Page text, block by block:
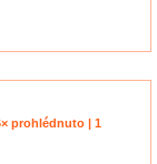
prohlédnuto | 1